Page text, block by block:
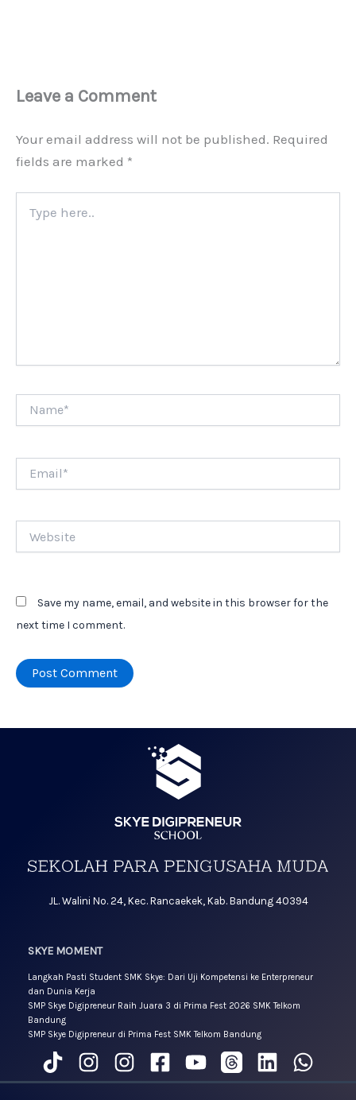
Leave a Comment
Your email address will not be published. Required
fields are marked *
here..
Save my name, email, and website in this browser for the
next time I comment.
JL. Walini No. 24, Kec. Rancaekek, Kab. Bandung 40394
SKYE MOMENT
Langkah Pasti Student SMK Skye: Dari Uji Kompetensi ke Enterpreneur
dan Dunia Kerja
SMP Skye Digipreneur Raih Juara 3 di Prima Fest 2026 SMK Telkom
Bandung
SMP Skye Digipreneur di Prima Fest SMK Telkom Bandung